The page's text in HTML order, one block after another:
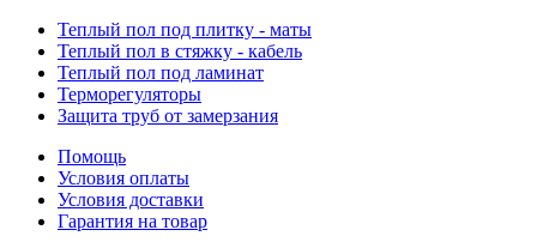
Теплый пол под плитку - маты
Теплый пол в стяжку - кабель
Теплый пол под ламинат
Терморегуляторы
Защита труб от замерзания
Помощь
Условия оплаты
Условия доставки
Гарантия на товар